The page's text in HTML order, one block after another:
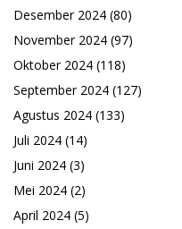
Desember 2024 (80)
November 2024 (97)
Oktober 2024 (118)
September 2024 (127)
Agustus 2024 (133)
Juli 2024 (14)
Juni 2024 (3)
Mei 2024 (2)
April 2024 (5)